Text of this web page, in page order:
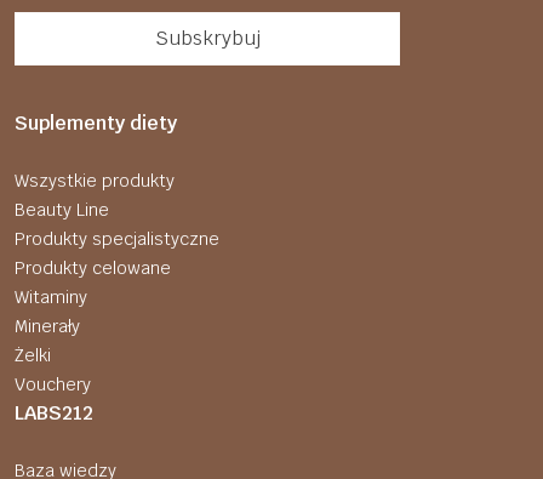
Suplementy diety
Wszystkie produkty
Beauty Line
Produkty specjalistyczne
Produkty celowane
Witaminy
Minerały
Żelki
Vouchery
LABS212
Baza wiedzy